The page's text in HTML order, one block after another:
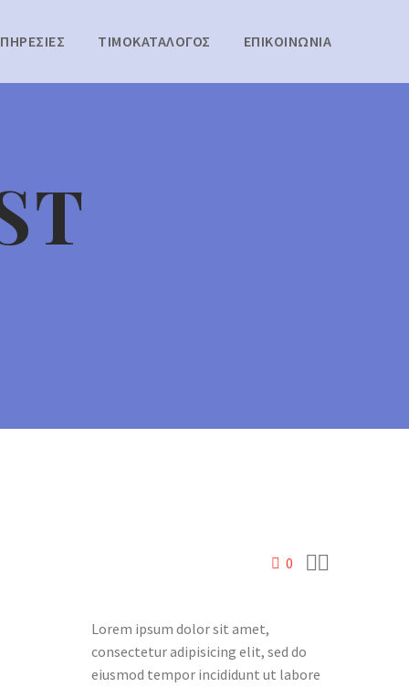
ΤΙΜΟΚΑΤΑΛΟΓΟΣ ΕΠΙΚΟΙΝΩΝΙΑ
0 
Lorem ipsum dolor sit amet,
consectetur adipisicing elit, sed do
eiusmod tempor incididunt ut labore